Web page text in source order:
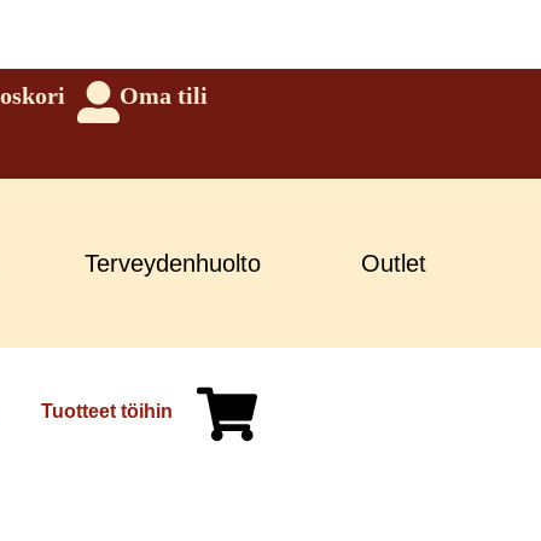
Oma tili
Terveydenhuolto Outlet
Tuotteet töihin